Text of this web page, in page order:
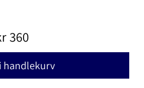
360
handlekurv